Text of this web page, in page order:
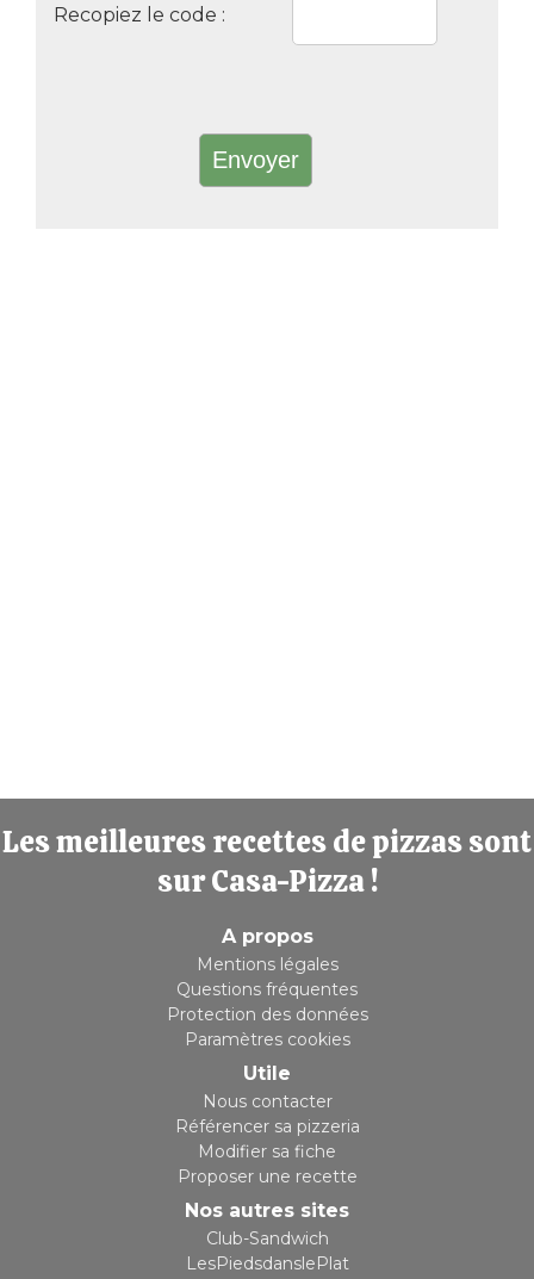
Recopiez le code :
Les meilleures recettes de pizzas sont
sur Casa-Pizza !
A propos
Mentions légales
Questions fréquentes
Protection des données
Paramètres cookies
Utile
Nous contacter
Référencer sa pizzeria
Modifier sa fiche
Proposer une recette
Nos autres sites
Club-Sandwich
LesPiedsdanslePlat